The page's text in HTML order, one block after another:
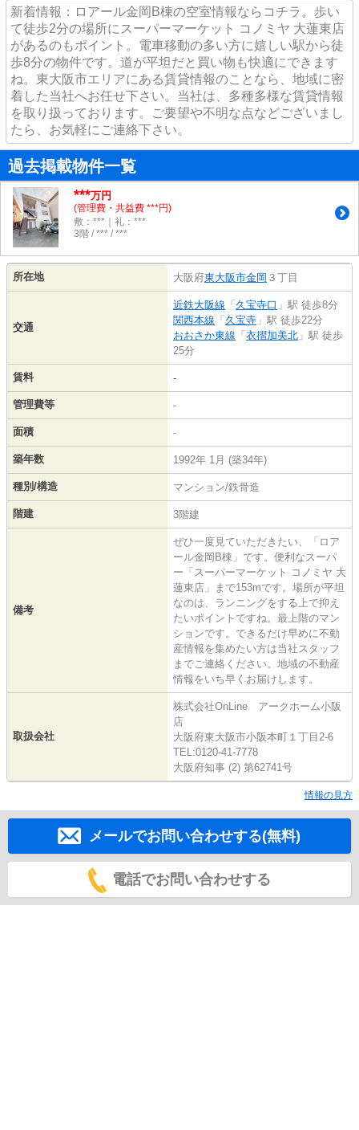
新着情報：ロアール金岡B棟の空室情報ならコチラ。歩い
て徒歩2分の場所にスーパーマーケット コノミヤ 大蓮東店
があるのもポイント。電車移動の多い方に嬉しい駅から徒
歩8分の物件です。道が平坦だと買い物も快適にできます
ね。東大阪市エリアにある賃貸情報のことなら、地域に密
着した当社へお任せ下さい。当社は、多種多様な賃貸情報
を取り扱っております。ご要望や不明な点などございまし
たら、お気軽にご連絡下さい。
過去掲載物件一覧
***万円
(管理費・共益費 ***円)
敷：***｜礼：***
3階 / *** / ***
所在地 大阪府東大阪市金岡 ３丁目
交通
近鉄大阪線 「 久宝寺口 」駅 徒歩8分
関西本線 「 久宝寺 」駅 徒歩22分
おおさか東線 「 衣摺加美北 」駅 徒歩
25分
賃料 -
管理費等 -
面積 -
築年数 1992年 1月 (築34年)
種別/構造 マンション/鉄骨造
階建 3階建
備考
ぜひ一度見ていただきたい、「ロア
ール金岡B棟」です。便利なスーパ
ー「スーパーマーケット コノミヤ 大
蓮東店」まで153mです。場所が平坦
なのは、ランニングをする上で抑え
たいポイントですね。最上階のマン
ションです。できるだけ早めに不動
産情報を集めたい方は当社スタッフ
までご連絡ください。地域の不動産
情報をいち早くお届けします。
取扱会社
株式会社OnLine アークホーム小阪
店
大阪府東大阪市小阪本町１丁目2-6
TEL:0120-41-7778
大阪府知事 (2) 第62741号
情報の見方
メールでお問い合わせする(無料)
電話でお問い合わせする